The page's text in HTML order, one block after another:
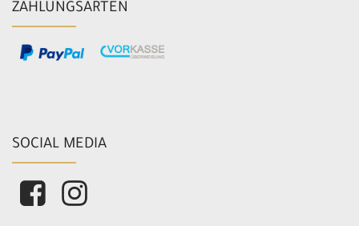
ZAHLUNGSARTEN
SOCIAL MEDIA